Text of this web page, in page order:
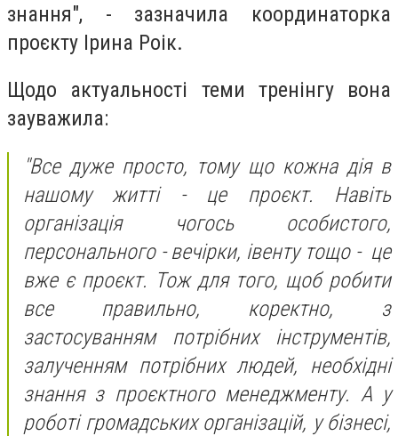
знання", - зазначила координаторка
проєкту Ірина Роік.
Щодо актуальності теми тренінгу вона
зауважила:
"Все дуже просто, тому що кожна дія в
нашому житті - це проєкт. Навіть
організація чогось особистого,
персонального - вечірки, івенту тощо - це
вже є проєкт. Тож для того, щоб робити
все правильно, коректно, з
застосуванням потрібних інструментів,
залученням потрібних людей, необхідні
знання з проєктного менеджменту. А у
роботі громадських організацій, у бізнесі,